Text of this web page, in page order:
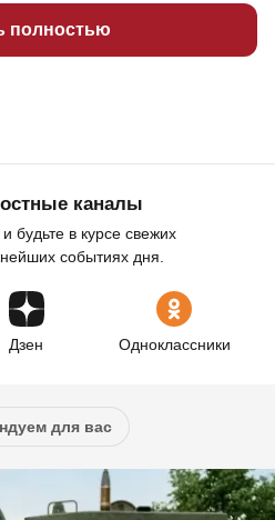
полностью
каналы
будьте в курсе свежих
событиях дня.
Дзен Одноклассники
для вас